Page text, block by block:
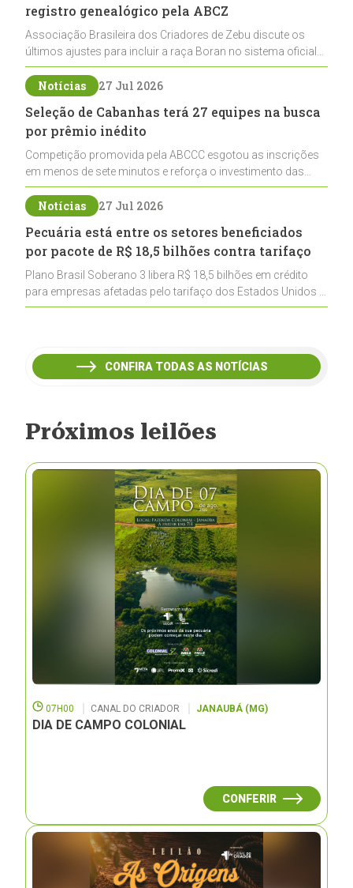
registro genealógico pela ABCZ
Associação Brasileira dos Criadores de Zebu discute os
últimos ajustes para incluir a raça Boran no sistema oficial
de registros, abrindo caminho para sua expansão na
pecuária nacional
Notícias 27 Jul 2026
Seleção de Cabanhas terá 27 equipes na busca
por prêmio inédito
Competição promovida pela ABCCC esgotou as inscrições
em menos de sete minutos e reforça o investimento das
cabanhas na seleção genética de Cavalos Crioulos voltados
ao laço
Notícias 27 Jul 2026
Pecuária está entre os setores beneficiados
por pacote de R$ 18,5 bilhões contra tarifaço
Plano Brasil Soberano 3 libera R$ 18,5 bilhões em crédito
para empresas afetadas pelo tarifaço dos Estados Unidos e
inclui a pecuária entre os setores estratégicos
CONFIRA TODAS AS NOTÍCIAS
Próximos leilões
07H00 CANAL DO CRIADOR JANAUBÁ (MG)
DIA DE CAMPO COLONIAL
CONFERIR